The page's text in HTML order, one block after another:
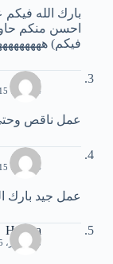
بارك الله
احسن منكم
فيكم)
مروى
4 أكتوبر، 2015 | 10:08 م
عمل ناقص
مروى
4 أكتوبر، 2015 | 10:10 م
عمل جيد بارك
Hamza
18 أكتوبر، 2015 | 7:38 ص